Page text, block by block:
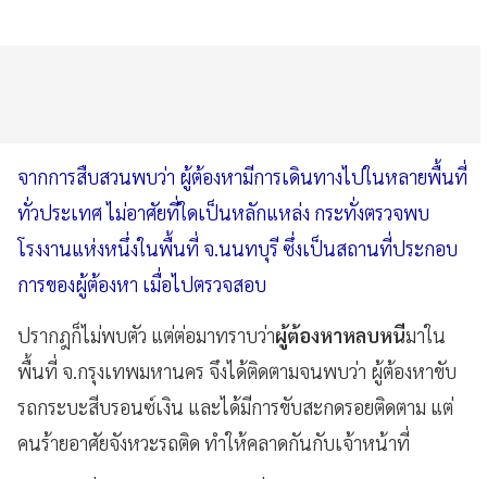
จากการสืบสวนพบว่า ผู้ต้องหามีการเดินทางไปในหลายพื้นที่
ทั่วประเทศ ไม่อาศัยที่ใดเป็นหลักแหล่ง กระทั่งตรวจพบ
โรงงานแห่งหนึ่งในพื้นที่ จ.นนทบุรี ซึ่งเป็นสถานที่ประกอบ
การของผู้ต้องหา เมื่อไปตรวจสอบ
ปรากฎก็ไม่พบตัว แต่ต่อมาทราบว่าผู้ต้องหาหลบหนีมาใน
พื้นที่ จ.กรุงเทพมหานคร จึงได้ติดตามจนพบว่า ผู้ต้องหาขับ
รถกระบะสีบรอนซ์เงิน และได้มีการขับสะกดรอยติดตาม แต่
คนร้ายอาศัยจังหวะรถติด ทำให้คลาดกันกับเจ้าหน้าที่